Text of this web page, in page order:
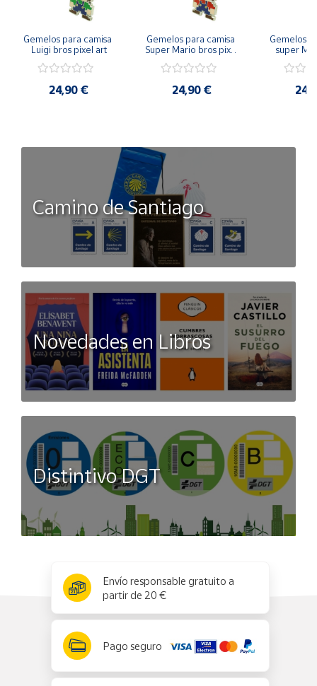
Gemelos para camisa
Luigi bros pixel art
24,90 €
Gemelos para camisa
Super Mario bros pixel
24,90 €
Gemelos
super
Camino de Santiago
Novedades en Libros
Distintivo DGT
Envío responsable gratuito a
partir de 20 €
Pago seguro